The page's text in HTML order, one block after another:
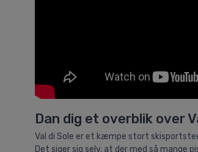
Dan dig et overblik over
Val di Sole er et kæmpe stort
Det siger sig selv, at der med så mange